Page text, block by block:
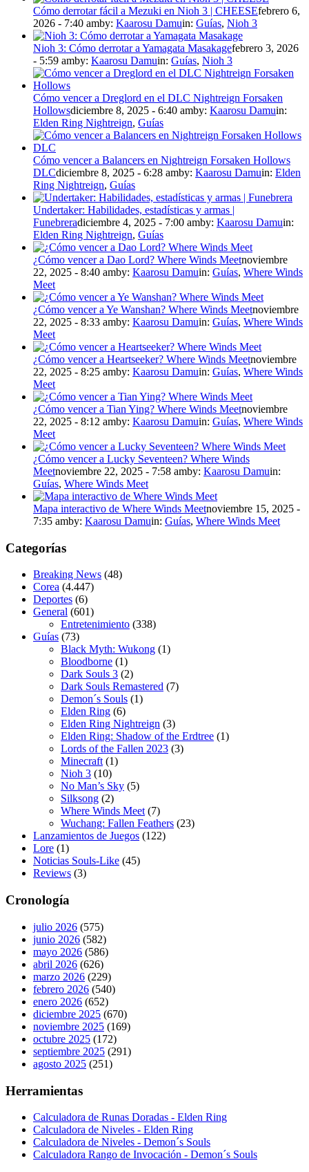
Cómo derrotar fácil a Mezuki en Nioh 3 | CHEESEfebrero 6,
2026 - 7:40 amby: Kaarosu Damuin: Guías, Nioh 3
Nioh 3: Cómo derrotar a Yamagata Masakagefebrero 3, 2026
- 5:59 amby: Kaarosu Damuin: Guías, Nioh 3
Cómo vencer a Dreglord en el DLC Nightreign Forsaken
Hollowsdiciembre 8, 2025 - 6:40 amby: Kaarosu Damuin:
Elden Ring Nightreign, Guías
Cómo vencer a Balancers en Nightreign Forsaken Hollows
DLCdiciembre 8, 2025 - 6:28 amby: Kaarosu Damuin: Elden
Ring Nightreign, Guías
Undertaker: Habilidades, estadísticas y armas |
Funebreradiciembre 4, 2025 - 7:00 amby: Kaarosu Damuin:
Elden Ring Nightreign, Guías
¿Cómo vencer a Dao Lord? Where Winds Meetnoviembre
22, 2025 - 8:40 amby: Kaarosu Damuin: Guías, Where Winds
Meet
¿Cómo vencer a Ye Wanshan? Where Winds Meetnoviembre
22, 2025 - 8:33 amby: Kaarosu Damuin: Guías, Where Winds
Meet
¿Cómo vencer a Heartseeker? Where Winds Meetnoviembre
22, 2025 - 8:25 amby: Kaarosu Damuin: Guías, Where Winds
Meet
¿Cómo vencer a Tian Ying? Where Winds Meetnoviembre
22, 2025 - 8:12 amby: Kaarosu Damuin: Guías, Where Winds
Meet
¿Cómo vencer a Lucky Seventeen? Where Winds
Meetnoviembre 22, 2025 - 7:58 amby: Kaarosu Damuin:
Guías, Where Winds Meet
Mapa interactivo de Where Winds Meetnoviembre 15, 2025 -
7:35 amby: Kaarosu Damuin: Guías, Where Winds Meet
Categorías
Breaking News (48)
Corea (4.447)
Deportes (6)
General (601)
Entretenimiento (338)
Guías (73)
Black Myth: Wukong (1)
Bloodborne (1)
Dark Souls 3 (2)
Dark Souls Remastered (7)
Demon´s Souls (1)
Elden Ring (6)
Elden Ring Nightreign (3)
Elden Ring: Shadow of the Erdtree (1)
Lords of the Fallen 2023 (3)
Minecraft (1)
Nioh 3 (10)
No Man’s Sky (5)
Silksong (2)
Where Winds Meet (7)
Wuchang: Fallen Feathers (23)
Lanzamientos de Juegos (122)
Lore (1)
Noticias Souls-Like (45)
Reviews (3)
Cronología
julio 2026 (575)
junio 2026 (582)
mayo 2026 (586)
abril 2026 (626)
marzo 2026 (229)
febrero 2026 (540)
enero 2026 (652)
diciembre 2025 (670)
noviembre 2025 (169)
octubre 2025 (172)
septiembre 2025 (291)
agosto 2025 (251)
Herramientas
Calculadora de Runas Doradas - Elden Ring
Calculadora de Niveles - Elden Ring
Calculadora de Niveles - Demon´s Souls
Calculadora Rango de Invocación - Demon´s Souls